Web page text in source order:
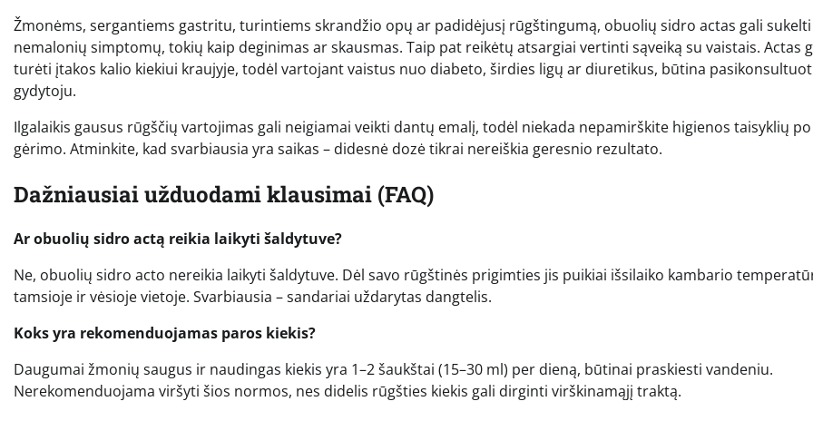
Žmonėms, sergantiems gastritu, turintiems skrandžio opų ar padidėjusį rūgštingumą, obuolių sidro actas gali sukelti
nemalonių simptomų, tokių kaip deginimas ar skausmas. Taip pat reikėtų atsargiai vertinti sąveiką su vaistais. Actas
turėti įtakos kalio kiekiui kraujyje, todėl vartojant vaistus nuo diabeto, širdies ligų ar diuretikus, būtina
gydytoju.
Ilgalaikis gausus rūgščių vartojimas gali neigiamai veikti dantų emalį, todėl niekada nepamirškite higienos taisyklių po
gėrimo. Atminkite, kad svarbiausia yra saikas – didesnė dozė tikrai nereiškia geresnio rezultato.
Dažniausiai užduodami klausimai (FAQ)
Ar obuolių sidro actą reikia laikyti šaldytuve?
Ne, obuolių sidro acto nereikia laikyti šaldytuve. Dėl savo rūgštinės prigimties jis puikiai išsilaiko kambario
tamsioje ir vėsioje vietoje. Svarbiausia – sandariai uždarytas dangtelis.
Koks yra rekomenduojamas paros kiekis?
Daugumai žmonių saugus ir naudingas kiekis yra 1–2 šaukštai (15–30 ml) per dieną, būtinai praskiesti vandeniu.
Nerekomenduojama viršyti šios normos, nes didelis rūgšties kiekis gali dirginti virškinamąjį traktą.